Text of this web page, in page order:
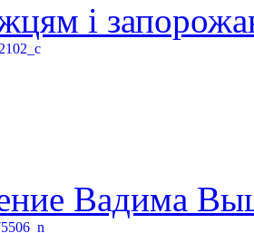
і
Вадима